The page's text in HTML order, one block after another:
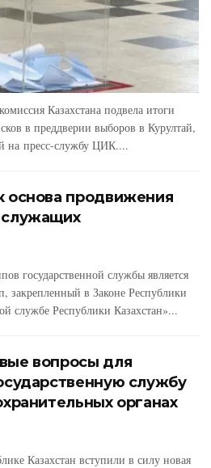
Казахстана подвела итоги
в преддверии выборов в Курултай,
на пресс-службу ЦИК....
основа продвижения
служащих
государственной службы является
закрепленный в Законе Республики
службе Республики Казахстан»...
вопросы для
службу
органах
Казахстан вступили в силу новая